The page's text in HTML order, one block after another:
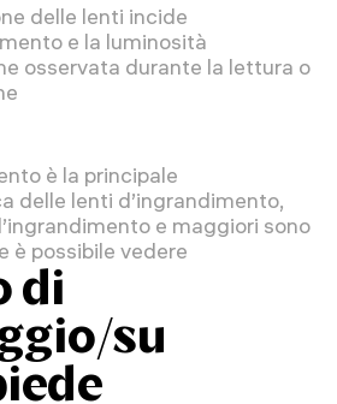
delle lenti incide
e la luminosità
osservata durante la lettura o
è la principale
delle lenti d’ingrandimento,
e maggiori sono
è possibile vedere
di
su